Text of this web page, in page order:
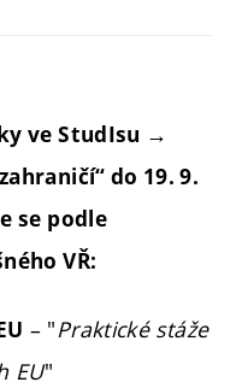
ve StudIsu →
do 19. 9.
se podle
VŘ:
– "Praktické stáže
EU"